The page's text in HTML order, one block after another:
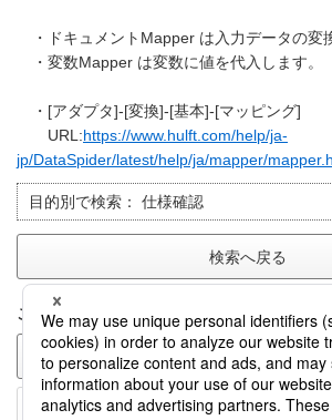
・ドキュメントMapper は入力データの変
・変数Mapper は変数に値を代入します。
・[アダプタ]-[変換]-[基本]-[マッピング]
URL:https://www.hulft.com/help/ja-
jp/DataSpider/latest/help/ja/mapper/
目的別で検索： 仕様確認
検索へ戻る
このFAQに関してのご意見をお聞かせ下さい
(選択してください)
送信する